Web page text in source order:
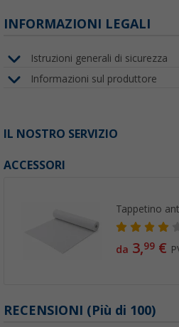
INFORMAZIONI LEGALI
Istruzioni generali di sicurezza
Informazioni sul produttore
IL NOSTRO SERVIZIO
ACCESSORI
Tappetino
da 3,99 €
RECENSIONI (Più di 100)